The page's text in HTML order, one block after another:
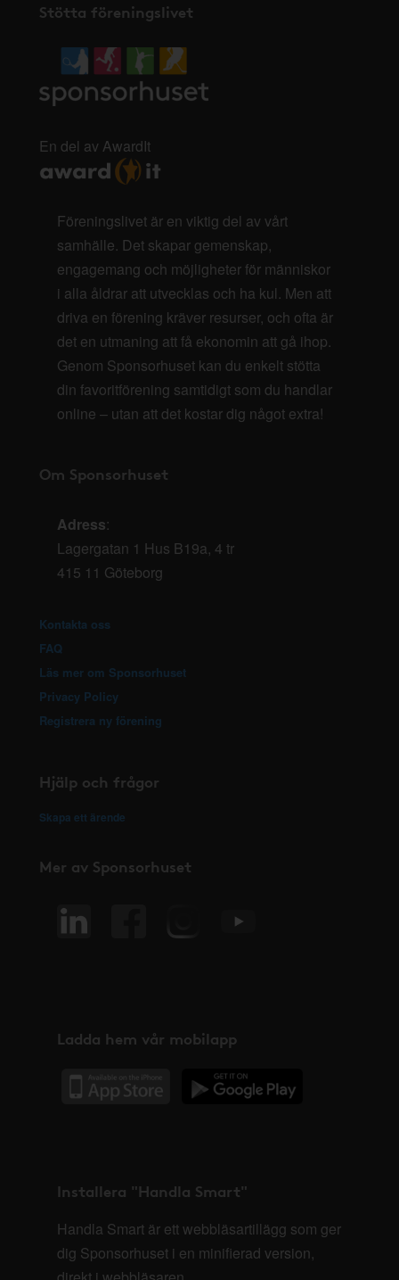
Stötta föreningslivet
En del av AwardIt
Föreningslivet är en viktig del av vårt
samhälle. Det skapar gemenskap,
engagemang och möjligheter för människor
i alla åldrar att utvecklas och ha kul. Men att
driva en förening kräver resurser, och ofta är
det en utmaning att få ekonomin att gå ihop.
Genom Sponsorhuset kan du enkelt stötta
din favoritförening samtidigt som du handlar
online – utan att det kostar dig något extra!
Om Sponsorhuset
Adress:
Lagergatan 1 Hus B19a, 4 tr
415 11 Göteborg
Kontakta oss
FAQ
Läs mer om Sponsorhuset
Privacy Policy
Registrera ny förening
Hjälp och frågor
Skapa ett ärende
Mer av Sponsorhuset
Ladda hem vår mobilapp
Installera "Handla Smart"
Handla Smart är ett webbläsartillägg som ger
dig Sponsorhuset i en minifierad version,